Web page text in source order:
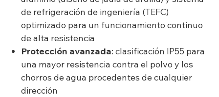
de refrigeración de ingeniería (TEFC)
optimizado para un funcionamiento continuo
de alta resistencia
Protección avanzada: clasificación IP55 para
una mayor resistencia contra el polvo y los
chorros de agua procedentes de cualquier
dirección